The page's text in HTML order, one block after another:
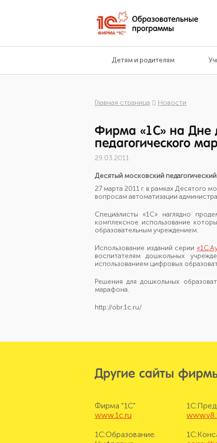
Детям и родителям
Главная страница Новости
Фирма «1С» на Дне
педагогического
29.03.2011
Десятый московский
27 марта 2011 г. в рамках Десятого
вопросам автоматизации
Специалисты «1С» наглядно
комплексное использование
образовательным учреждением.
Использование изданий серии
воспитателям дошкольных
использованием цифровых
Решения для дошкольных
марафона.
http://obr.1c.ru/
Другие сайты
Фирма "1С"
www.1c.ru
1С:Образование.